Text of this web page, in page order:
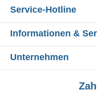
Service-Hotline
Informationen &
Unternehmen